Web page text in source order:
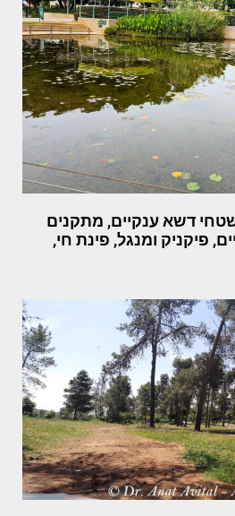
דשא ענקיים, מתקנים
פיקניק ומנגל, פינת חי,